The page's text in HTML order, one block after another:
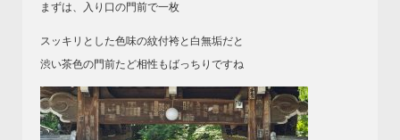
まずは、入り口の門前で一枚
スッキリとした色味の紋付袴と白無垢だと
渋い茶色の門前たど相性もばっちりですね